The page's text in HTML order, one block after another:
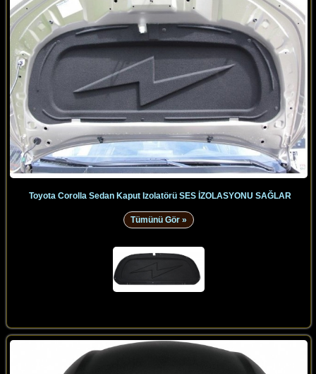
Toyota Corolla Sedan Kaput Izolatörü SES İZOLASYONU SAĞLAR
Tümünü Gör »